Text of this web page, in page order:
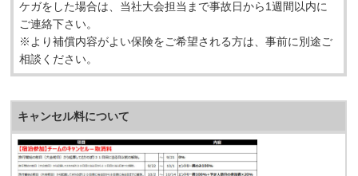
ケガをした場合は、当社大会担当まで事故日から1週間以内に
ご連絡下さい。
※より補償内容がよい保険をご希望される方は、事前に別途ご
相談ください。
キャンセル料について